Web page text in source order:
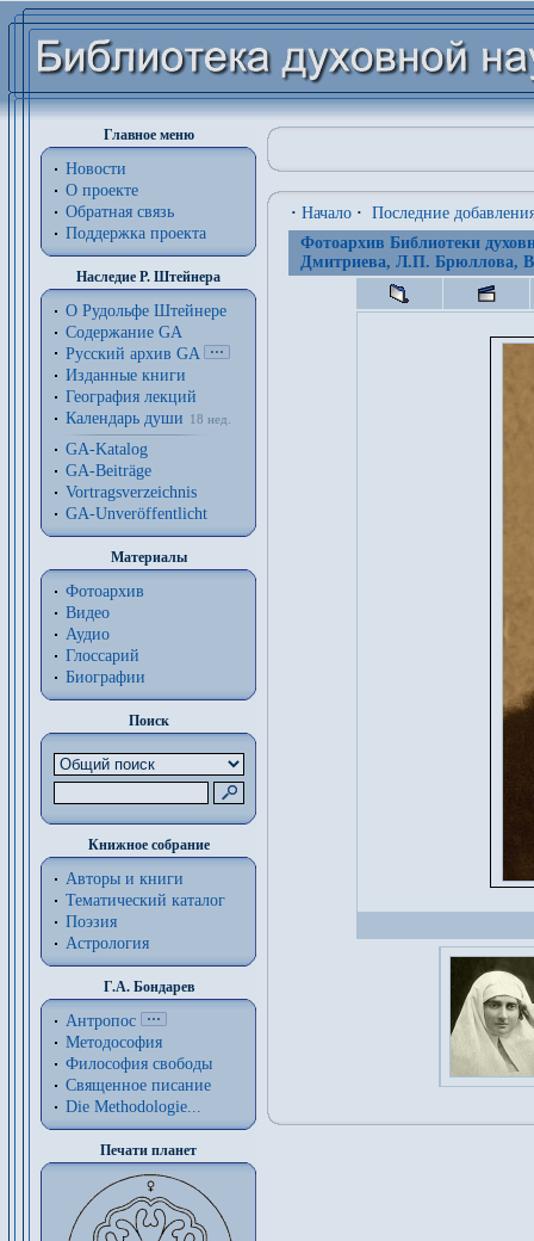
Главное меню
Новости
О проекте
Обратная связь
Поддержка проекта
Наследие Р. Штейнера
О Рудольфе Штейнере
Содержание GA
Русский архив GA
Изданные книги
География лекций
Календарь души
18 нед.
GA-Katalog
GA-Beiträge
Vortragsverzeichnis
GA-Unveröffentlicht
Материалы
Фотоархив
Видео
Аудио
Глоссарий
Биографии
Поиск
Книжное собрание
Авторы и книги
Тематический каталог
Поэзия
Астрология
Г.А. Бондарев
Антропос
Методософия
Философия cвободы
Священное писание
Die Methodologie...
Печати планет
· Начало · Последние
Фотоархив Библиотеки
Дмитриева, Л.П. Брюллова,